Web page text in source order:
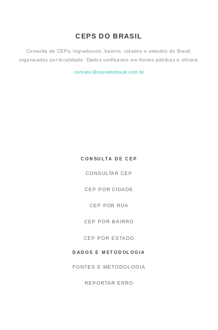
CEPS DO BRASIL
Consulta de CEPs, logradouros, bairros, cidades e estados do Brasil,
organizados por localidade. Dados verificados em fontes públicas e oficiais.
contato@cepsdobrasil.com.br
CONSULTA DE CEP
CONSULTAR CEP
CEP POR CIDADE
CEP POR RUA
CEP POR BAIRRO
CEP POR ESTADO
DADOS E METODOLOGIA
FONTES E METODOLOGIA
REPORTAR ERRO